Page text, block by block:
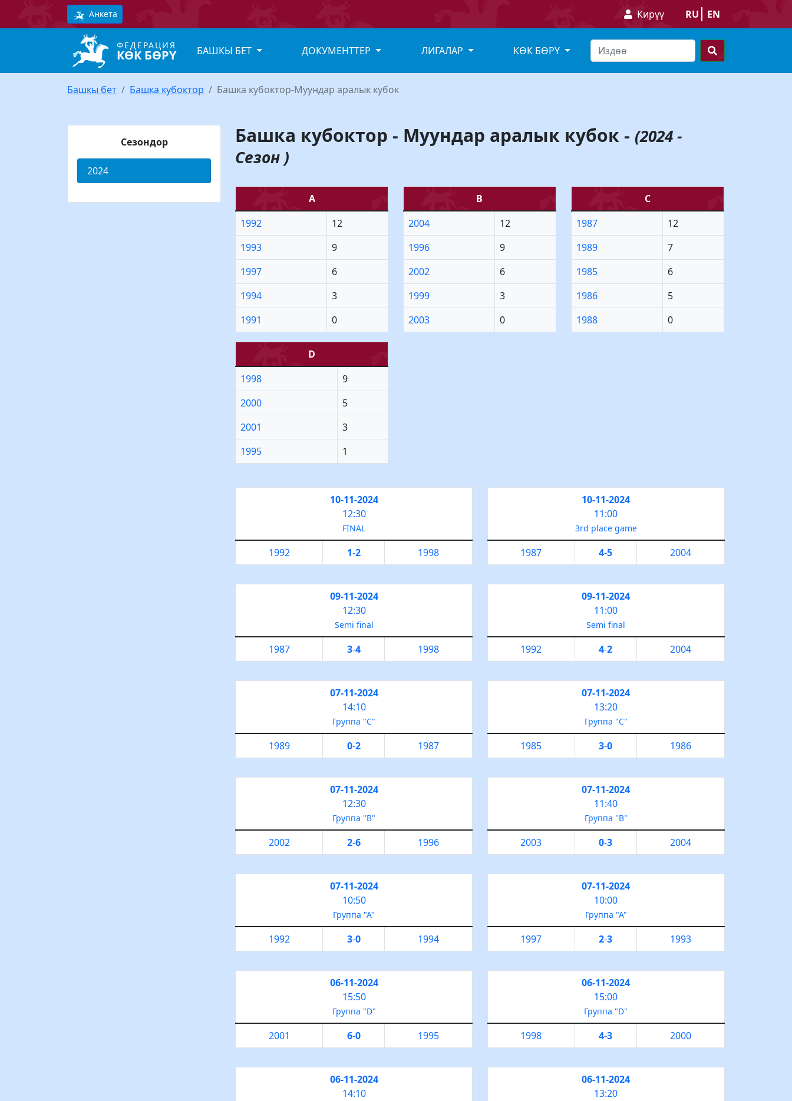
Анкета Кирүү RU EN
ФЕДЕРАЦИЯ
КӨК БӨРҮ БАШКЫ БЕТ ДОКУМЕНТТЕР ЛИГАЛАР КӨК БӨРҮ
Башкы бет Башка кубоктор Башка кубоктор-Муундар аралык кубок
Сезондор
2024
Башка кубоктор - Муундар аралык кубок - (2024 -
Сезон )
А
1992
12
1993
9
1997
6
1994
3
1991
0
В
2004
12
1996
9
2002
6
1999
3
2003
0
С
1987
12
1989
7
1985
6
1986
5
1988
0
D
1998
9
2000
5
2001
3
1995
1
10-11-2024
12:30
FINAL
1992 1-2 1998
10-11-2024
11:00
3rd place game
1987 4-5 2004
09-11-2024
12:30
Semi final
1987 3-4 1998
09-11-2024
11:00
Semi final
1992 4-2 2004
07-11-2024
14:10
Группа "С"
1989 0-2 1987
07-11-2024
13:20
Группа "С"
1985 3-0 1986
07-11-2024
12:30
Группа "B"
2002 2-6 1996
07-11-2024
11:40
Группа "B"
2003 0-3 2004
07-11-2024
10:50
Группа "А"
1992 3-0 1994
07-11-2024
10:00
Группа "А"
1997 2-3 1993
06-11-2024
15:50
Группа "D"
2001 6-0 1995
06-11-2024
15:00
Группа "D"
1998 4-3 2000
06-11-2024
14:10
06-11-2024
13:20